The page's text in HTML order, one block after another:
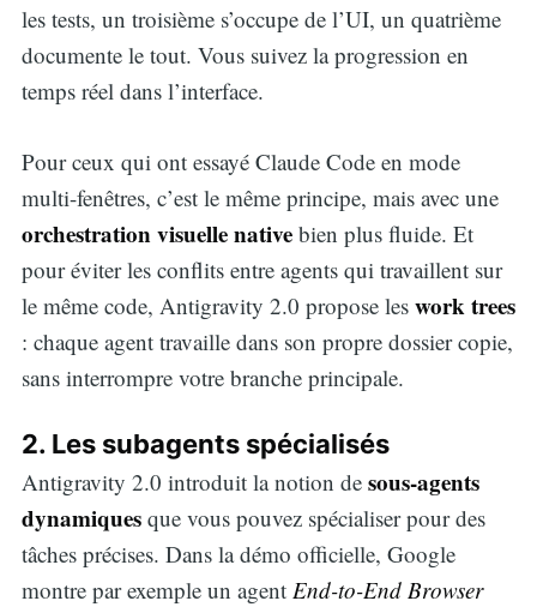
les tests, un troisième s’occupe de l’UI, un quatrième
documente le tout. Vous suivez la progression en
temps réel dans l’interface.
Pour ceux qui ont essayé Claude Code en mode
multi-fenêtres, c’est le même principe, mais avec une
orchestration visuelle nativebien plus fluide. Et
pour éviter les conflits entre agents qui travaillent sur
le même code, Antigravity 2.0 propose les work trees
: chaque agent travaille dans son propre dossier copie,
sans interrompre votre branche principale.
2. Les subagents spécialisés
Antigravity 2.0 introduit la notion de sous-agents
dynamiquesque vous pouvez spécialiser pour des
tâches précises. Dans la démo officielle, Google
montre par exemple un agent End-to-End Browser